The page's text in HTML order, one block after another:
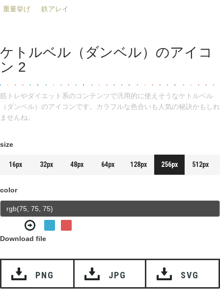
重量挙げ
鉄アレイ
ケトルベル（ダンベル）のアイコ
ン 2
筋トレやダイエット系のコンテンツで汎用的に使えそうなケトルベル
（ダンベル）のアイコンです。カラフルな色合いも人気の秘訣かもしれ
ませんね。
size
16px 32px 48px 64px 128px 256px 512px
color
Download file
PNG JPG SVG